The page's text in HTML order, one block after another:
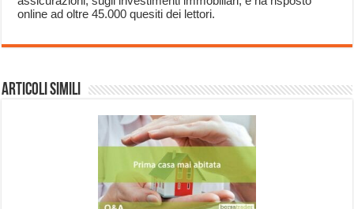
online ad oltre 45.000 quesiti dei lettori.
Articoli Simili